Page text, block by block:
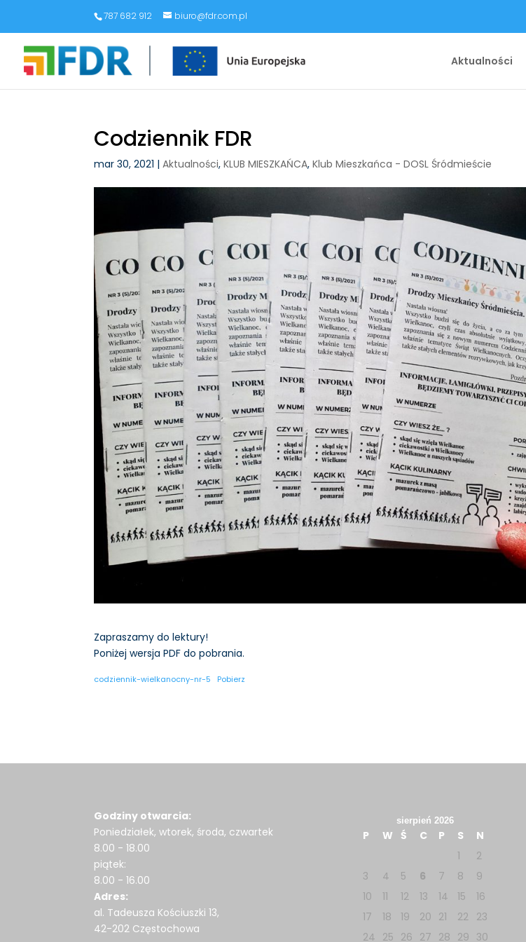
787 682 912 biuro@fdr.com.pl
Aktualności
Codziennik FDR
mar 30, 2021 |Aktualności,KLUB MIESZKAŃCA,Klub Mieszkańca - DOSL Śródmieście
Zapraszamy do lektury!
Poniżej wersja PDF do pobrania.
codziennik-wielkanocny-nr-5 Pobierz
Godziny otwarcia:
Poniedziałek, wtorek, środa, czwartek
8.00 - 18.00
piątek:
8.00 - 16.00
Adres:
al. Tadeusza Kościuszki 13,
42-202 Częstochowa
sierpień 2026
P W Ś C P S
N
1
2
3
4 5 6 7 8
9
10
11 12 13 14 15
16
17
18 19 20 21 22
23
24 25 26 27 28 29 30